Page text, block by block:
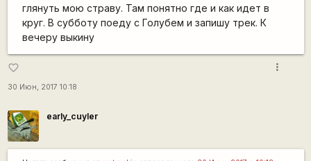
глянуть мою страву. Там понятно где и как идет в
круг. В субботу поеду с Голубем и запишу трек. К
вечеру выкину
favorite_border
30 Июн, 2017 10:18
more_vert
early_cuyler